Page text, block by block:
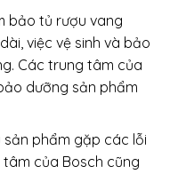
bảo tủ rượu vang
việc vệ sinh và bảo
Các trung tâm của
dưỡng sản phẩm
sản phẩm gặp các lỗi
của Bosch cũng